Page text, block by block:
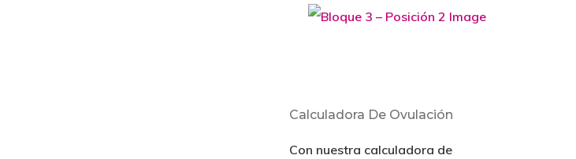
Calculadora De Ovulación
Con nuestra calculadora de